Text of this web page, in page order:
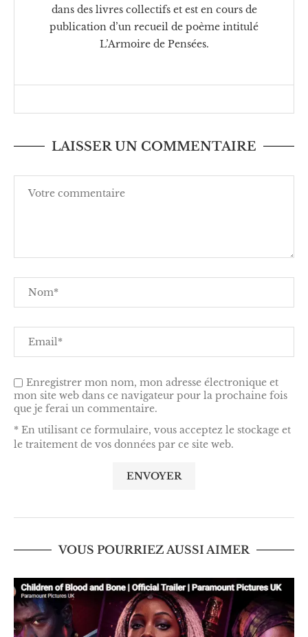
dans des livres collectifs et est en cours de
publication d’un recueil de poème intitulé
L’Armoire de Pensées.
LAISSER UN COMMENTAIRE
Enregistrer mon nom, mon adresse électronique et
mon site web dans ce navigateur pour la prochaine fois
que je ferai un commentaire.
* En utilisant ce formulaire, vous acceptez le stockage et
le traitement de vos données par ce site web.
VOUS POURRIEZ AUSSI AIMER